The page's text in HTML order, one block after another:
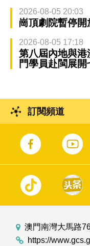
2026-08-05 20:03
崗頂劇院暫停開
2026-08-05 17:18
第八屆內地與
門學員赴閩展
訂閱頻道
澳門南灣大馬路
https://